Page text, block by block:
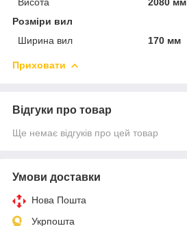
Розміри вил
Ширина вил
170 мм
Приховати
Відгуки про товар
Ще немає відгуків про цей товар
Умови доставки
Нова Пошта
Укрпошта